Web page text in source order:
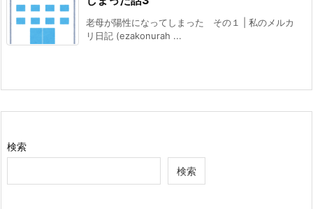
老母が陽性になってしまった その１ | 私のメルカ
リ日記 (ezakonurah ...
検索
検索